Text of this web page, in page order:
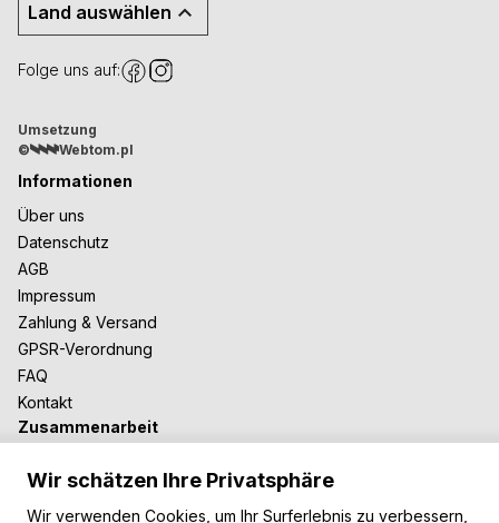
Land auswählen
Folge uns auf:
Umsetzung
©
Webtom.pl
Informationen
Über uns
Datenschutz
AGB
Impressum
Zahlung & Versand
GPSR-Verordnung
FAQ
Kontakt
Zusammenarbeit
B2B-Zusammenarbeit
Unsere Teppiche
Wir schätzen Ihre Privatsphäre
Wir verwenden Cookies, um Ihr Surferlebnis zu verbessern,